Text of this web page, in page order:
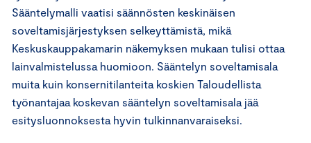
Sääntelymalli vaatisi säännösten keskinäisen
soveltamisjärjestyksen selkeyttämistä, mikä
Keskuskauppakamarin näkemyksen mukaan tulisi ottaa
lainvalmistelussa huomioon. Sääntelyn soveltamisala
muita kuin konsernitilanteita koskien Taloudellista
työnantajaa koskevan sääntelyn soveltamisala jää
esitysluonnoksesta hyvin tulkinnanvaraiseksi.